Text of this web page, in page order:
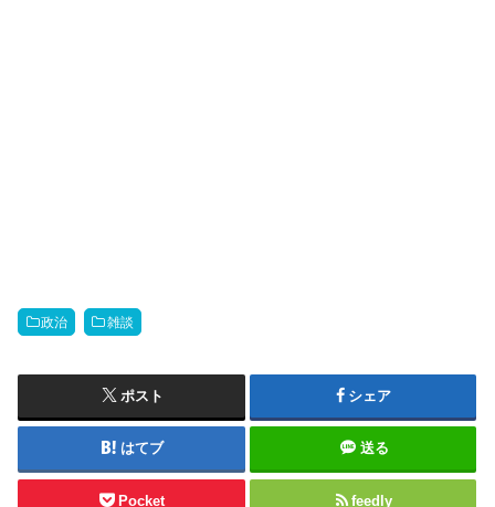
政治 雑談
ポスト シェア
はてブ 送る
Pocket feedly